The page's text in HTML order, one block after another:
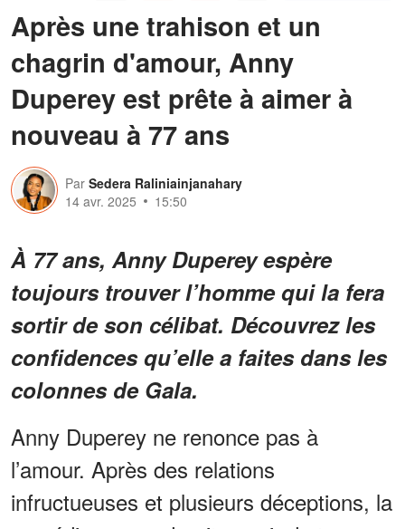
Après une trahison et un
chagrin d'amour, Anny
Duperey est prête à aimer à
nouveau à 77 ans
Par Sedera Raliniainjanahary
14 avr. 2025
15:50
À 77 ans, Anny Duperey espère
toujours trouver l’homme qui la fera
sortir de son célibat. Découvrez les
confidences qu’elle a faites dans les
colonnes de Gala.
Anny Duperey ne renonce pas à
l’amour. Après des relations
infructueuses et plusieurs déceptions, la